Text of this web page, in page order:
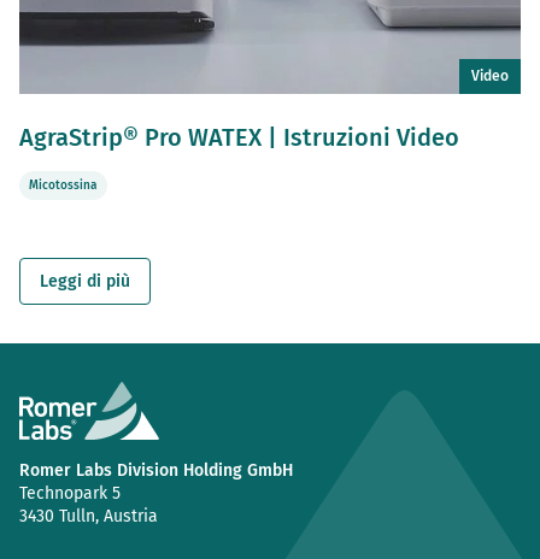
Video
AgraStrip® Pro WATEX | Istruzioni Video
Micotossina
Leggi di più
Romer Labs Division Holding GmbH
Technopark 5
3430 Tulln, Austria